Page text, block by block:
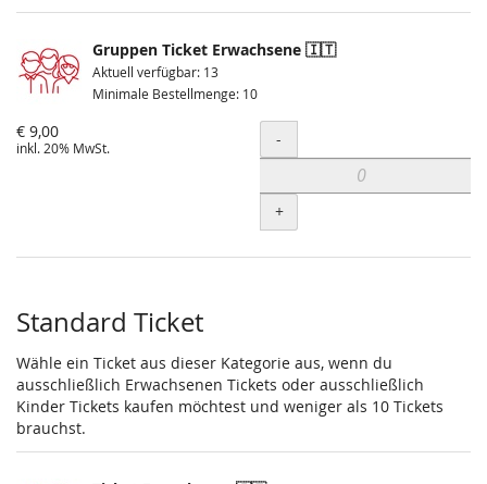
Gruppen Ticket Erwachsene 🇮🇹
Aktuell verfügbar: 13
Minimale Bestellmenge: 10
€ 9,00
inkl. 20% MwSt. Menge
-
+
Standard Ticket
Wähle ein Ticket aus dieser Kategorie aus, wenn du
ausschließlich Erwachsenen Tickets oder ausschließlich
Kinder Tickets kaufen möchtest und weniger als 10 Tickets
brauchst.